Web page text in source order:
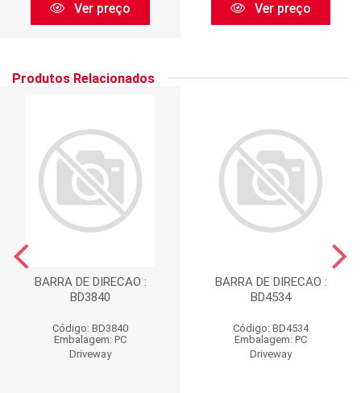
Ver preço Ver preço
Produtos Relacionados
BARRA DE DIRECAO :
BD3840
Código: BD3840
Embalagem: PC
Driveway
BARRA DE DIRECAO :
BD4534
Código: BD4534
Embalagem: PC
Driveway